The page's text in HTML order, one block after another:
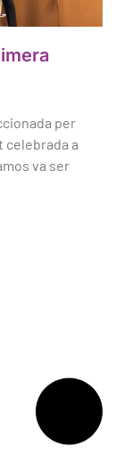
per
celebrada a
va ser